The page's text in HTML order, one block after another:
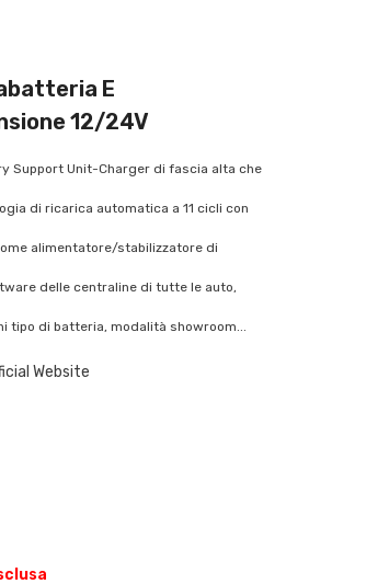
E
12/24V
Support Unit-Charger di fascia alta che
di ricarica automatica a 11 cicli con
alimentatore/stabilizzatore di
delle centraline di tutte le auto,
tipo di batteria, modalità showroom...
Website